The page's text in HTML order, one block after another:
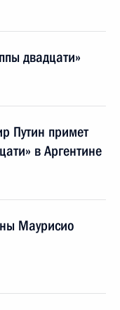
двадцати»
Путин примет
в Аргентине
Маурисио